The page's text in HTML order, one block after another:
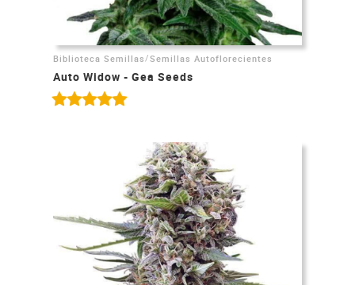
Biblioteca Semillas/Semillas Autoflorecientes
Auto Widow - Gea Seeds